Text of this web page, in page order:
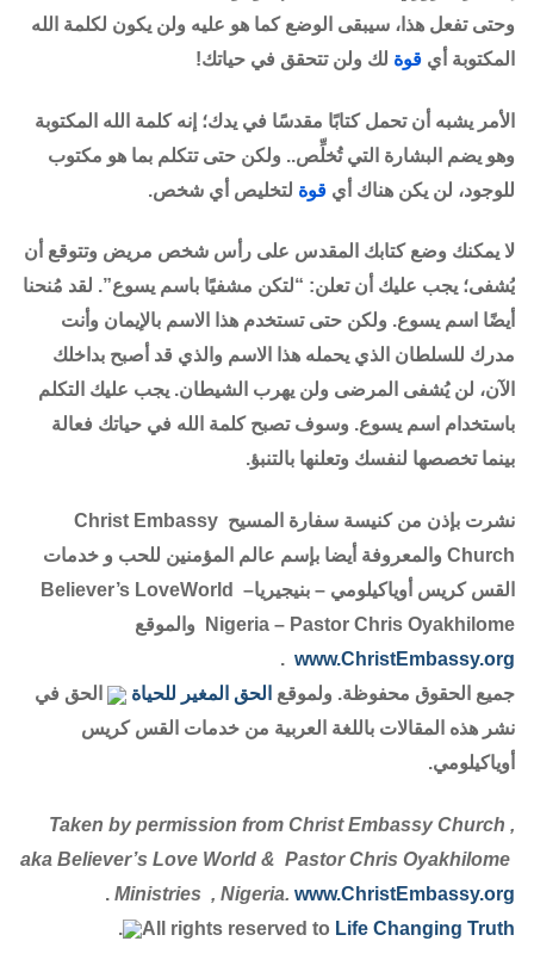
وحتى تفعل هذا، سيبقى الوضع كما هو عليه ولن يكون لكلمة الله
المكتوبة أي قوة لك ولن تتحقق في حياتك!
الأمر يشبه أن تحمل كتابًا مقدسًا في يدك؛ إنه كلمة الله المكتوبة
وهو يضم البشارة التي تُخلِّص.. ولكن حتى تتكلم بما هو مكتوب
للوجود، لن يكن هناك أي قوة لتخليص أي شخص.
لا يمكنك وضع كتابك المقدس على رأس شخص مريض وتتوقع أن
يُشفى؛ يجب عليك أن تعلن: “لتكن مشفيًا باسم يسوع”. لقد مُنحنا
أيضًا اسم يسوع. ولكن حتى تستخدم هذا الاسم بالإيمان وأنت
مدرك للسلطان الذي يحمله هذا الاسم والذي قد أصبح بداخلك
الآن، لن يُشفى المرضى ولن يهرب الشيطان. يجب عليك التكلم
باستخدام اسم يسوع. وسوف تصبح كلمة الله في حياتك فعالة
بينما تخصصها لنفسك وتعلنها بالتنبؤ.
نشرت بإذن من كنيسة سفارة المسيح Christ Embassy
Church والمعروفة أيضا بإسم عالم المؤمنين للحب و خدمات
القس كريس أوياكيلومي – بنيجيرياBeliever’s LoveWorld –
Nigeria – Pastor Chris Oyakhilome والموقع
www.ChristEmbassy.org
.
جميع الحقوق محفوظة. ولموقع الحق المغير للحياة
الحق في
نشر هذه المقالات باللغة العربية من خدمات القس كريس
أوياكيلومي.
Taken by permission from Christ Embassy Church ,
aka Believer’s Love World & Pastor Chris Oyakhilome
Ministries , Nigeria. www.ChristEmbassy.org
.
All rights reserved to Life Changing Truth
.